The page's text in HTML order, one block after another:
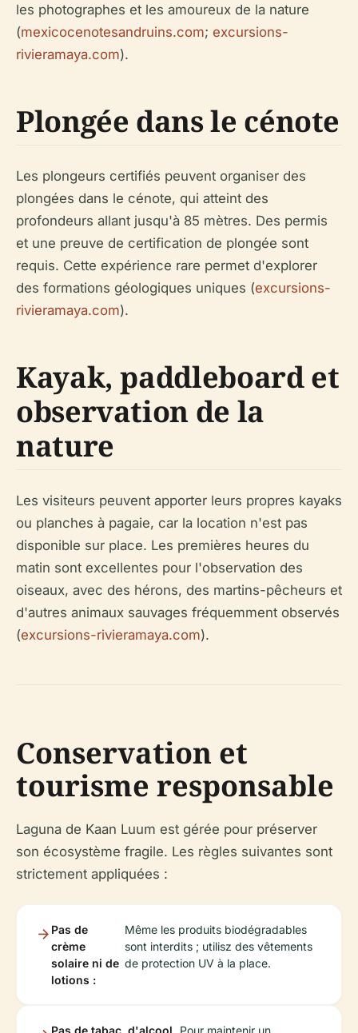
les photographes et les amoureux de la nature
(mexicocenotesandruins.com; excursions-
rivieramaya.com).
Plongée dans le cénote
Les plongeurs certifiés peuvent organiser des
plongées dans le cénote, qui atteint des
profondeurs allant jusqu'à 85 mètres. Des permis
et une preuve de certification de plongée sont
requis. Cette expérience rare permet d'explorer
des formations géologiques uniques (excursions-
rivieramaya.com).
Kayak, paddleboard et
observation de la
nature
Les visiteurs peuvent apporter leurs propres kayaks
ou planches à pagaie, car la location n'est pas
disponible sur place. Les premières heures du
matin sont excellentes pour l'observation des
oiseaux, avec des hérons, des martins-pêcheurs et
d'autres animaux sauvages fréquemment observés
(excursions-rivieramaya.com).
Conservation et
tourisme responsable
Laguna de Kaan Luum est gérée pour préserver
son écosystème fragile. Les règles suivantes sont
strictement appliquées :
Pas de
crème
solaire ni de
lotions :
Même les produits biodégradables
sont interdits ; utilisz des vêtements
de protection UV à la place.